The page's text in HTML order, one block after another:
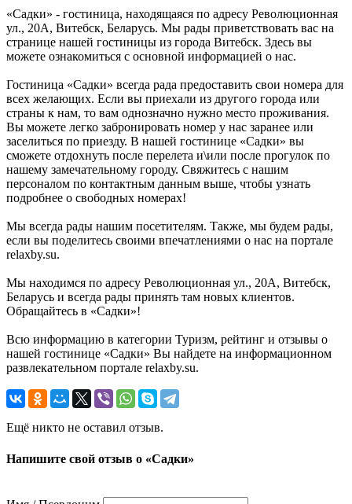
«Садки» - гостиница, находящаяся по адресу Революционная
ул., 20А, Витебск, Беларусь. Мы рады приветствовать вас на
странице нашей гостиницы из города Витебск. Здесь вы
можете ознакомиться с основной информацией о нас.
Гостиница «Садки» всегда рада предоставить свои номера для
всех желающих. Если вы приехали из другого города или
страны к нам, то вам однозначно нужно место проживания.
Вы можете легко забронировать номер у нас заранее или
заселиться по приезду. В нашей гостинице «Садки» вы
сможете отдохнуть после перелета и\или после прогулок по
нашему замечательному городу. Свяжитесь с нашим
персоналом по контактным данным выше, чтобы узнать
подробнее о свободных номерах!
Мы всегда рады нашим посетителям. Также, мы будем рады,
если вы поделитесь своими впечатлениями о нас на портале
relaxby.su.
Мы находимся по адресу Революционная ул., 20А, Витебск,
Беларусь и всегда рады принять там новых клиентов.
Обращайтесь в «Садки»!
Всю информацию в категории Туризм, рейтинг и отзывы о
нашей гостинице «Садки» Вы найдете на информационном
развлекательном портале relaxby.su.
Ещё никто не оставил отзыв.
Напишите свой отзыв о «Садки»